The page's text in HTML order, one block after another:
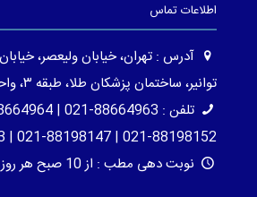
اطلاعات تماس
آدرس : تهران، خیابان ولیعصر،
توانیر، ساختمان پزشکان طلا، طبقه ۳، واحد ۳۰
88198152-021 | 88198147-021 | 88195623-021
نوبت دهی مطب : از 10 صبح هر روز